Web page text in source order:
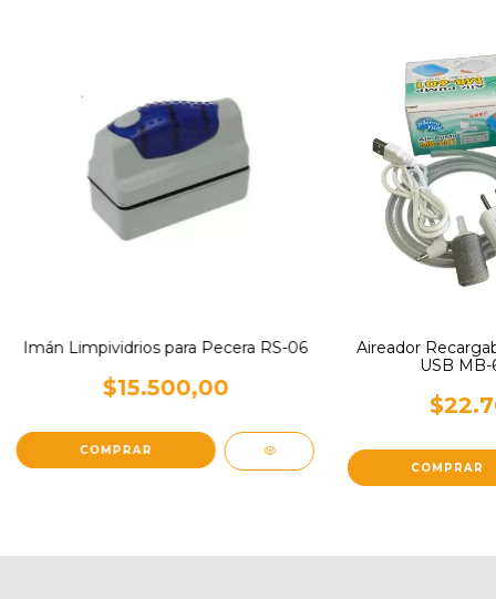
Imán Limpividrios para Pecera RS-06
$15.500,00
Aireador
USB MB-